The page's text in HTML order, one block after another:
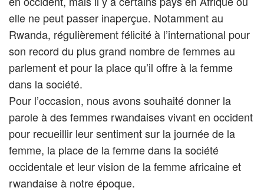
elle ne peut passer inaperçue. Notamment au
Rwanda, régulièrement félicité à l’international pour
son record du plus grand nombre de femmes au
parlement et pour la place qu’il offre à la femme
dans la société.
Pour l’occasion, nous avons souhaité donner la
parole à des femmes rwandaises vivant en occident
pour recueillir leur sentiment sur la journée de la
femme, la place de la femme dans la société
occidentale et leur vision de la femme africaine et
rwandaise à notre époque.